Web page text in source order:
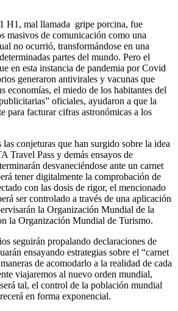
H1, mal llamada gripe porcina, fue
masivos de comunicación como una
no ocurrió, transformándose en una
partes del mundo. Pero el
en esta instancia de pandemia por Covid
generaron antivirales y vacunas que
economías, el miedo de los habitantes del
oficiales, ayudaron a que la
para facturar cifras astronómicas a los
conjeturas que han surgido sobre la idea
Travel Pass y demás ensayos de
desvaneciéndose ante un carnet
tener digitalmente la comprobación de
con las dosis de rigor, el mencionado
ser controlado a través de una aplicación
la Organización Mundial de la
la Organización Mundial de Turismo.
seguirán propalando declaraciones de
ensayando estrategias sobre el “carnet
de acomodarlo a la realidad de cada
viajaremos al nuevo orden mundial,
tal, el control de la población mundial
en forma exponencial.